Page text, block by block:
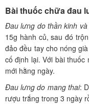
Bài thuốc chữa đau
Đau lưng do thần kinh
15g hành củ, sau đó
đảo đều tay cho nóng
cố định lại. Với bài
mới hằng ngày.
Đau lưng do mang thai:
rượu trắng trong 3 ngày